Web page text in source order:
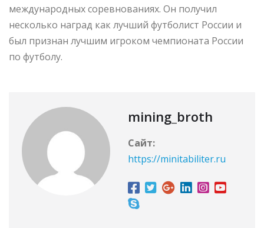
международных соревнованиях. Он получил
несколько наград как лучший футболист России и
был признан лучшим игроком чемпионата России
по футболу.
mining_broth
Сайт:
https://minitabiliter.ru